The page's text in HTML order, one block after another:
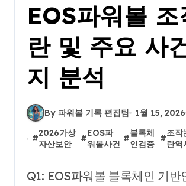
EOS파워볼
란 및 주요 사
지 분석
By 파워볼 기록 편집팀 1월 15, 2026
#
2026가상
자산보안
#
EOS파
워볼사건
#
블록체
인검증
#
조작
란역
Q1: EOS파워볼 블록체인 기반인데도 왜